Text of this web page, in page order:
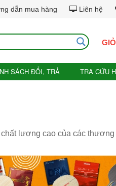
dẫn mua hàng Liên hệ
SÁCH ĐỔI, TRẢ TRA CỨU
lượng cao của các